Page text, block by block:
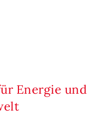
Energie und